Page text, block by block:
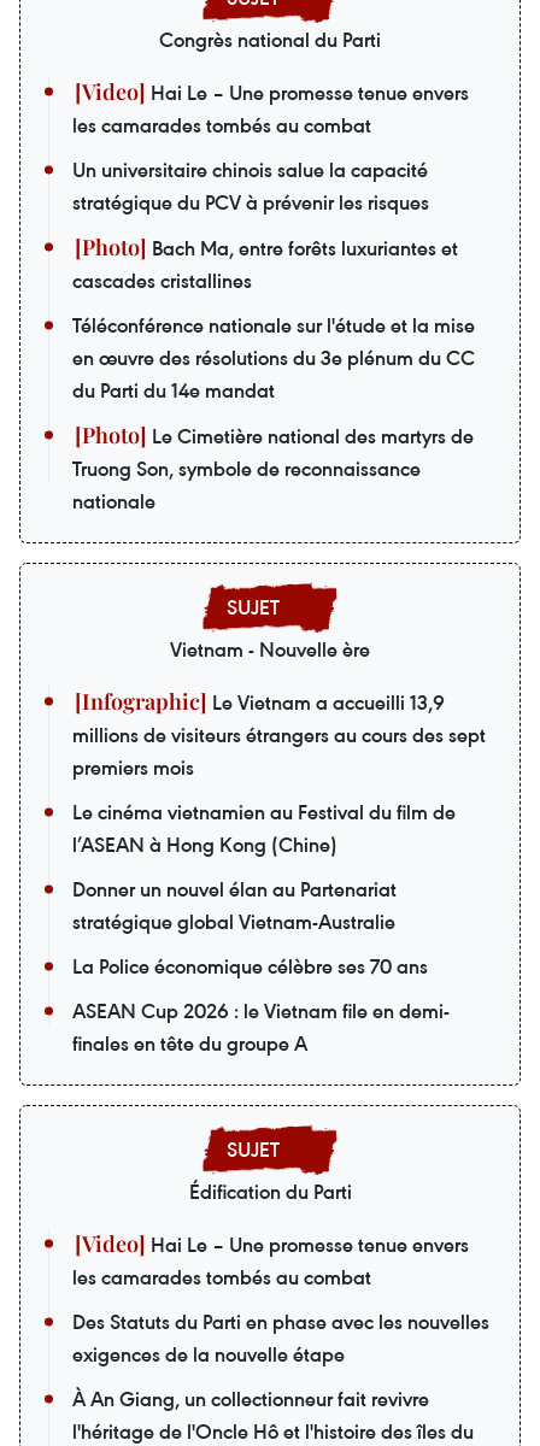
Congrès national du Parti
Hai Le – Une promesse tenue envers
les camarades tombés au combat
Un universitaire chinois salue la capacité
stratégique du PCV à prévenir les risques
Bach Ma, entre forêts luxuriantes et
cascades cristallines
Téléconférence nationale sur l'étude et la mise
en œuvre des résolutions du 3e plénum du CC
du Parti du 14e mandat
Le Cimetière national des martyrs de
Truong Son, symbole de reconnaissance
nationale
Vietnam - Nouvelle ère
Le Vietnam a accueilli 13,9
millions de visiteurs étrangers au cours des sept
premiers mois
Le cinéma vietnamien au Festival du film de
l’ASEAN à Hong Kong (Chine)
Donner un nouvel élan au Partenariat
stratégique global Vietnam-Australie
La Police économique célèbre ses 70 ans
ASEAN Cup 2026 : le Vietnam file en demi-
finales en tête du groupe A
Édification du Parti
Hai Le – Une promesse tenue envers
les camarades tombés au combat
Des Statuts du Parti en phase avec les nouvelles
exigences de la nouvelle étape
À An Giang, un collectionneur fait revivre
l'héritage de l'Oncle Hô et l'histoire des îles du